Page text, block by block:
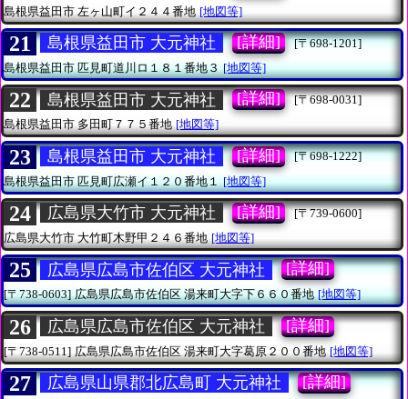
島根県益田市 左ヶ山町イ２４４番地 [地図等]
21 島根県益田市 大元神社 [詳細]
[〒698-1201]
島根県益田市匹見町道川ロ１８１番地３ [地図等]
22 島根県益田市 大元神社 [詳細]
[〒698-0031]
島根県益田市多田町７７５番地 [地図等]
23 島根県益田市 大元神社 [詳細]
[〒698-1222]
島根県益田市匹見町広瀬イ１２０番地１ [地図等]
24 広島県大竹市 大元神社 [詳細]
[〒739-0600]
広島県大竹市 大竹町木野甲２４６番地 [地図等]
25 広島県広島市佐伯区 大元神社 [詳細]
[〒738-0603] 広島県広島市佐伯区湯来町大字下６６０番地 [地図等]
26 広島県広島市佐伯区 大元神社 [詳細]
[〒738-0511] 広島県広島市佐伯区 湯来町大字葛原２００番地 [地図等]
27 広島県山県郡北広島町 大元神社 [詳細]